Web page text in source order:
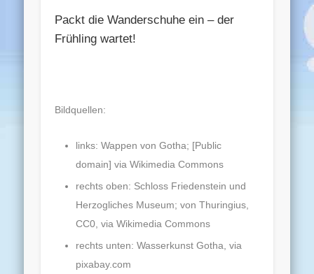
Packt die Wanderschuhe ein – der
Frühling wartet!
Bildquellen:
links: Wappen von Gotha; [Public
domain] via Wikimedia Commons
rechts oben: Schloss Friedenstein und
Herzogliches Museum; von Thuringius,
CC0, via Wikimedia Commons
rechts unten: Wasserkunst Gotha, via
pixabay.com